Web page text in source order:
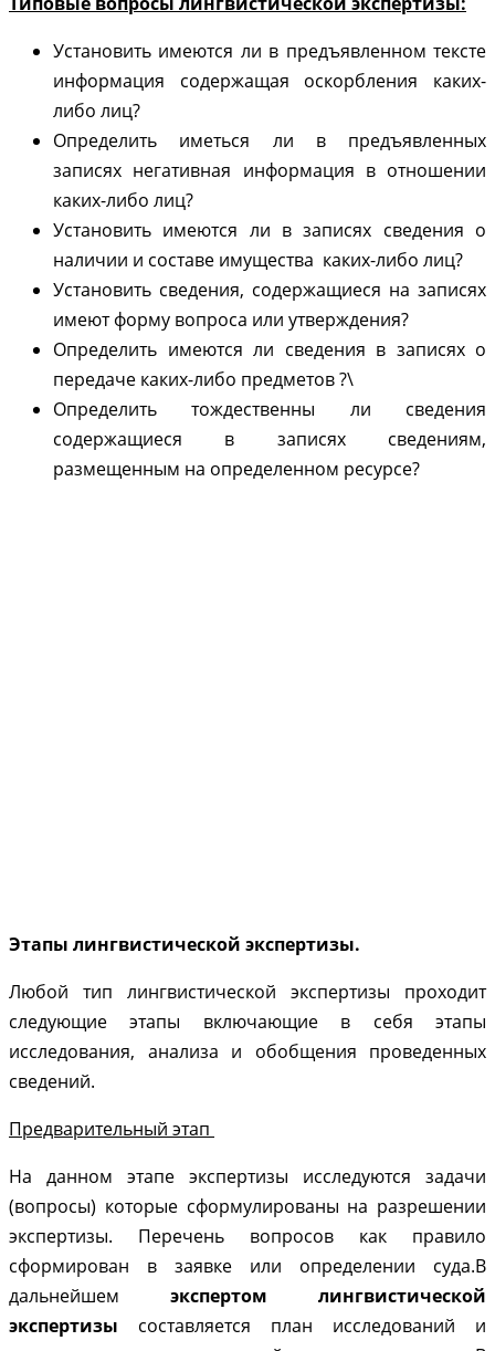
Установить имеются ли в предъявленном тексте
информация содержащая оскорбления каких-
либо лиц?
Определить иметься ли в предъявленных
записях негативная информация в отношении
каких-либо лиц?
Установить имеются ли в записях сведения о
наличии и составе имущества каких-либо лиц?
Установить сведения, содержащиеся на записях
имеют форму вопроса или утверждения?
Определить имеются ли сведения в записях о
передаче каких-либо предметов ?\
Определить тождественны ли сведения
содержащиеся в записях сведениям,
размещенным на определенном ресурсе?
Этапы лингвистической экспертизы.
Любой тип лингвистической экспертизы проходит
следующие этапы включающие в себя этапы
исследования, анализа и обобщения проведенных
сведений.
Предварительный этап
На данном этапе экспертизы исследуются задачи
(вопросы) которые сформулированы на разрешении
экспертизы. Перечень вопросов как правило
сформирован в заявке или определении суда.В
дальнейшем экспертом лингвистической
экспертизы составляется план исследований и